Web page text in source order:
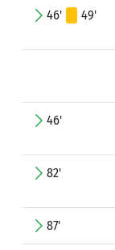
46' 49'
46'
82'
87'